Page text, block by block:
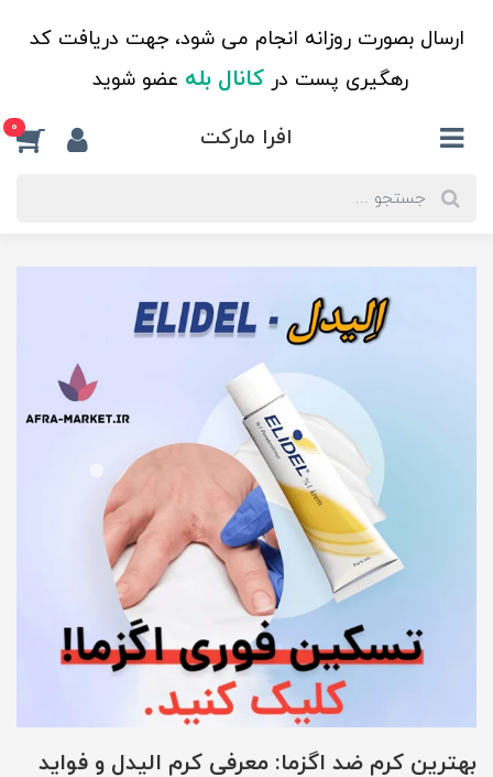
ارسال بصورت روزانه انجام می شود، جهت دریافت کد
رهگیری پست درکانال بله عضو شوید
افرا مارکت 0
بهترین کرم ضد اگزما: معرفی کرم الیدل و فواید